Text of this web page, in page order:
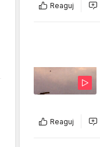
Reaguj
Reaguj